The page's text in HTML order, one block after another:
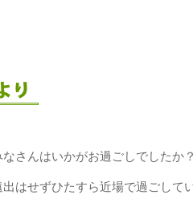
さんはいかがお過ごしでしたか？
はせずひたすら近場で過ごして